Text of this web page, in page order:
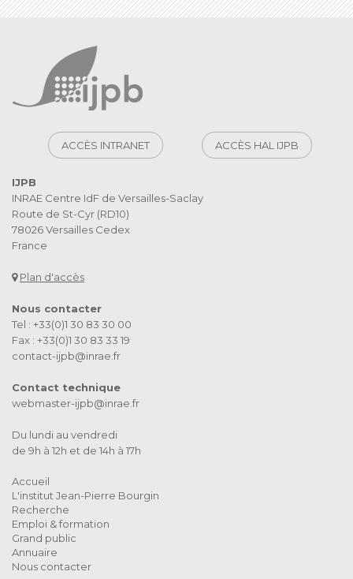
ACCÈS INTRANET ACCÈS HAL IJPB
IJPB
INRAE Centre IdF de Versailles-Saclay
Route de St-Cyr (RD10)
78026 Versailles Cedex
France
Plan d'accès
Nous contacter
Tel : +33(0)1 30 83 30 00
Fax : +33(0)1 30 83 33 19
contact-ijpb@inrae.fr
Contact technique
webmaster-ijpb@inrae.fr
Du lundi au vendredi
de 9h à 12h et de 14h à 17h
Accueil
L'institut Jean-Pierre Bourgin
Recherche
Emploi & formation
Grand public
Annuaire
Nous contacter